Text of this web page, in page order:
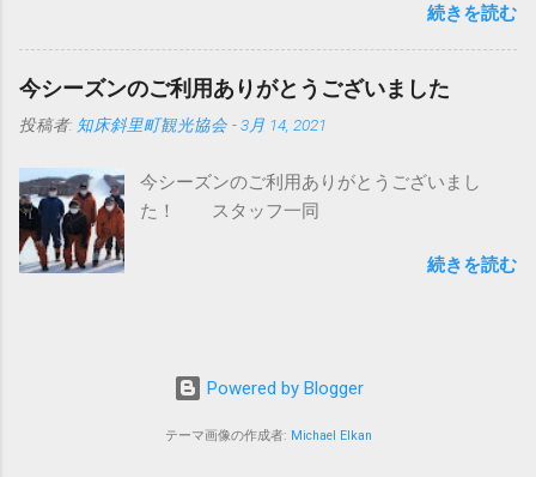
はウシ科バイソン属の大形の野牛で、肩が盛
り上がり頭は巨大。ヨーロッパバイソンと、
これよりやや大形でバッファローともよばれ
たがって直訳すると野牛Ｘです。（メーカー
（メーカーの人愛想笑い） 世界の圧雪車市場
は、このプリノート社（代表格バイソンかエ
ベレスト）とドイツケースボーラー社（代表
だとかジョンディアー（それはトラクターだ
って！）があったみたいですが、今は撤退？
る可能性もございます。 スキー場の営業状況
は今後、 公式ツイッター にて発信します。今
シーズンもよろしくお願いします。
https://twitter.com/unabetsu_ski
続きを読む
今シーズンのご利用ありがとうございました
投稿者: 知床斜里町観光協会 -3月 14, 2021
今シーズンのご利用ありがとうございまし
た！ スタッフ一同
続きを読む
Powered by Blogger
テーマ画像の作成者: Michael Elkan